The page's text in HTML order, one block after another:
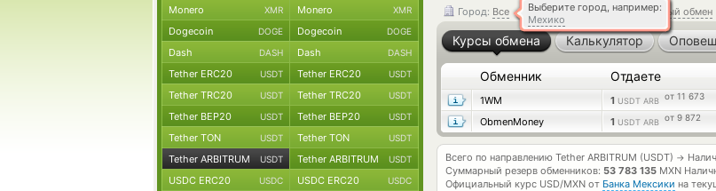
Обратный обмен
Город: Все
Выберите город, например:
Мехико
Курсы обмена Калькулятор
Обменник Отдаете
1WM 1 USDT ARB от 11 673
ObmenMoney
1 USDT ARB от 9 872
Всего по направлению Tether ARBITRUM (USDT) →
Суммарный резерв обменников: 53 783 135 MXN
Официальный курс USD/MXN от Банка Мексики на
Monero XMR Monero XMR
Dogecoin DOGE Dogecoin DOGE
Dash DASH Dash DASH
Tether ERC20 USDT Tether ERC20 USDT
Tether TRC20 USDT Tether TRC20 USDT
Tether BEP20 USDT Tether BEP20 USDT
Tether TON USDT Tether TON USDT
Tether ARBITRUM USDT Tether ARBITRUM USDT
USDC ERC20 USDC USDC ERC20 USDC